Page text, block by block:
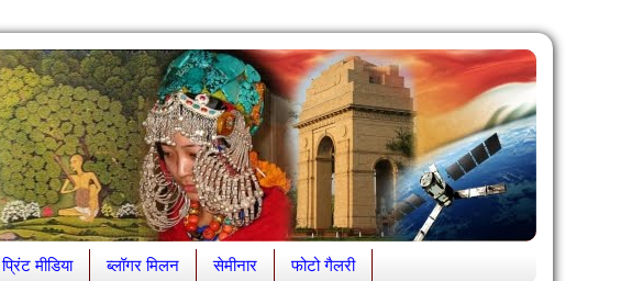
प्रिंट मीडिया ब्लॉगर मिलन सेमीनार फोटो गैलरी